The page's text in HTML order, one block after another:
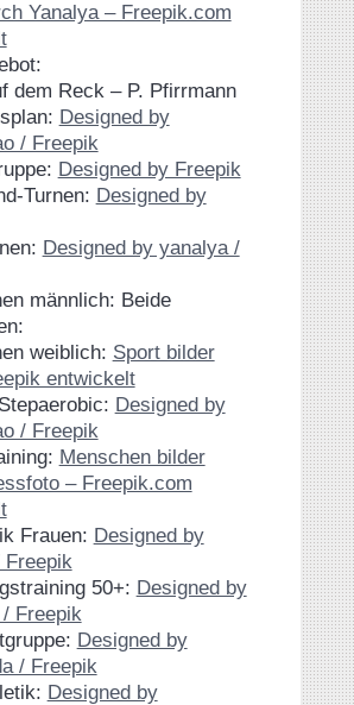
Yanalya – Freepik.com
dem Reck – P. Pfirrmann
Designed by
/ Freepik
Designed by Freepik
Turnen: Designed by
Designed by yanalya /
männlich: Beide
weiblich: Sport bilder
entwickelt
Designed by
/ Freepik
Menschen bilder
– Freepik.com
Frauen: Designed by
Freepik
50+: Designed by
Freepik
Designed by
/ Freepik
Designed by